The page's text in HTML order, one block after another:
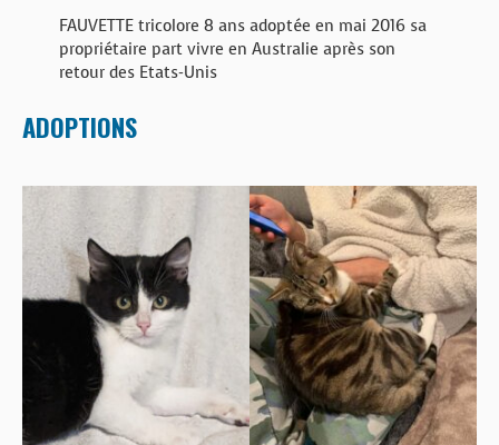
FAUVETTE tricolore 8 ans adoptée en mai 2016 sa
propriétaire part vivre en Australie après son
retour des Etats-Unis
ADOPTIONS